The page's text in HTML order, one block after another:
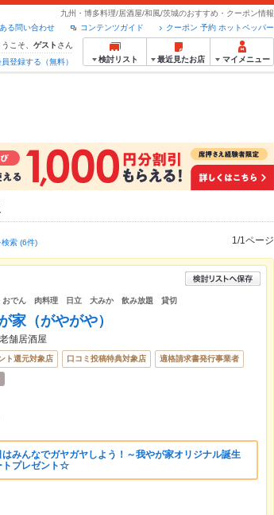
九州・博多料理/居酒屋/和風/茨城のおすすめ・クーポン情報
クーポン 予約 ホットペッパー
コンテンツガイド
る問い合わせ
うこそ、 ゲスト さん
員登録する（無料）
検討リスト 最近見たお店 マイメニュー
索 (6件) 1/1ページ
でん 肉料理 日立 大みか 飲み放題 貸切
家（がやがや）
舗居酒屋
ト還元対象店 口コミ投稿特典対象店 適格請求書発行事業者
はみんなでガヤガヤしよう！～我やが家オリジナル誕生
トプレゼント☆